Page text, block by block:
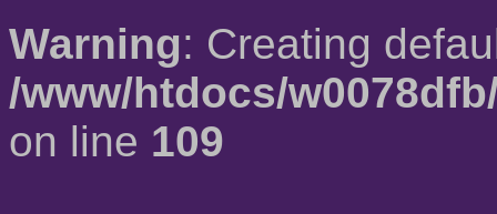
Warning: Creating
/www/htdocs/
on line 109